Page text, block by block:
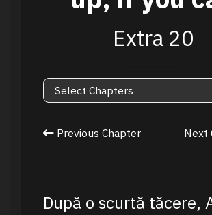
Extra 20
Previous Chapter Next
După o scurtă tăcere,